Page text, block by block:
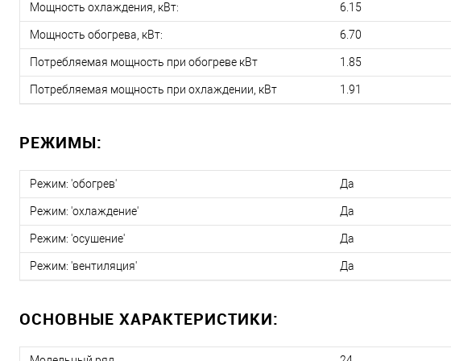
Мощность охлаждения, кВт: 6.15
Мощность обогрева, кВт: 6.70
Потребляемая мощность при обогреве кВт 1.85
Потребляемая мощность при охлаждении, кВт 1.91
РЕЖИМЫ:
Режим: 'обогрев' Да
Режим: 'охлаждение' Да
Режим: 'осушение' Да
Режим: 'вентиляция' Да
ОСНОВНЫЕ ХАРАКТЕРИСТИКИ: